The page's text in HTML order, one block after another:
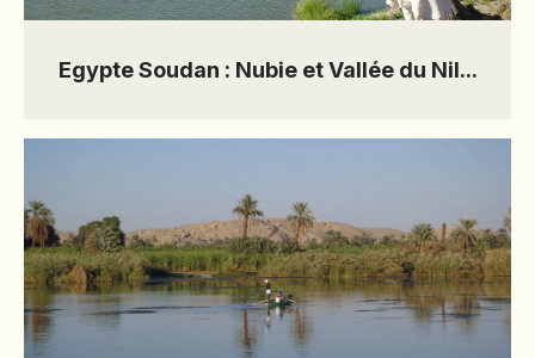
Prix et
dates
Egypte Soudan : Nubie et Vallée du Nil...